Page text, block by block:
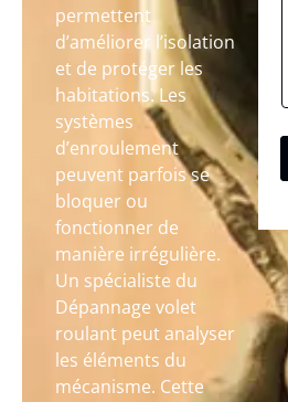
permettent
d’améliorer l’isolation
et de protéger les
habitations. Les
systèmes
d’enroulement
peuvent parfois se
bloquer ou
fonctionner de
manière irrégulière.
Un spécialiste du
Dépannage volet
roulant peut analyser
les éléments du
mécanisme. Cette